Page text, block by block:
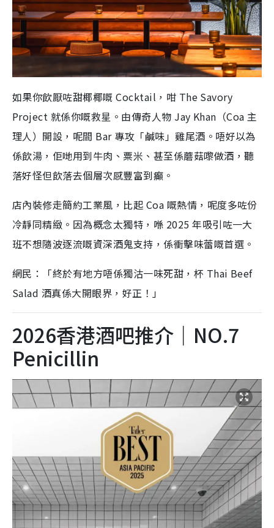
如果你飲厭咗甜椰椰嘅 Cocktail，咁 The Savory
Project 就係你嘅救星。由傳奇人物 Jay Khan（Coa 主
理人）開設，呢間 Bar 專攻「鹹味」雞尾酒。唔好以為
係飲湯，佢哋用到牛肉、粟米、甚至係蘑菇嚟做酒，聽
落好怪但飲落去個層次感豐富到癲。
店內裝修走簡約工業風，比起 Coa 嘅熱情，呢度多咗份
冷靜同精緻。因為概念太獨特，喺 2025 年吸引咗一大
班不想隨波逐流嘅資深酒鬼支持，係衝擊味蕾嘅首選。
網民：「終於有地方唔係獨沽一味死甜，杯 Thai Beef
Salad 酒真係大開眼界，好正！」
2026香港酒吧推介｜NO.7
Penicillin